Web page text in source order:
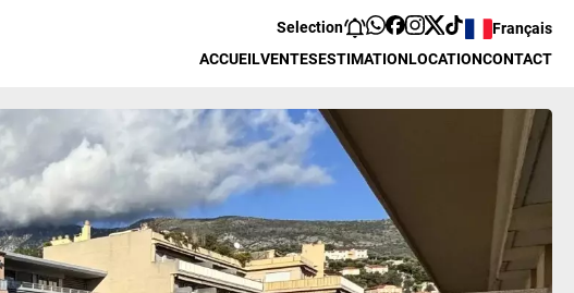
Selection
Français
ACCUEILVENTESESTIMATIONLOCATIONCONTACT